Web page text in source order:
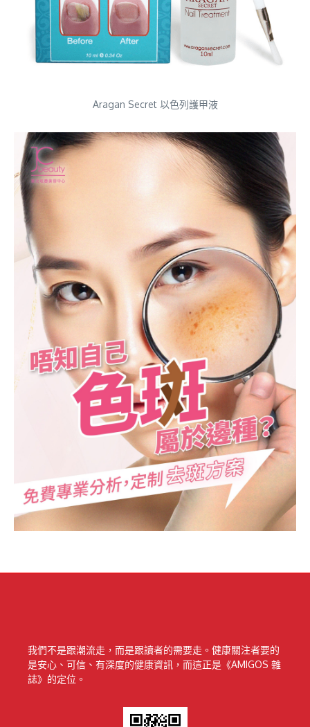
Aragan Secret 以色列護甲液
我們不是跟潮流走，而是跟讀者的需要走。健康關注者要的
是安心、可信、有深度的健康資訊，而這正是《AMIGOS 雜
誌》的定位。